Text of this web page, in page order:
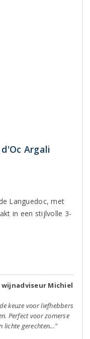
Argali
Languedoc, met
in een stijlvolle 3-
Michiel
keuze voor liefhebbers
Perfect voor zomerse
lichte gerechten..."